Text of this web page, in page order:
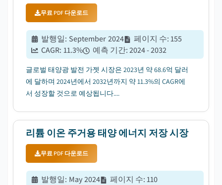
무료 PDF 다운로드
발행일: September 2024 페이지 수:155
CAGR: 11.3% 예측 기간:2024 - 2032
글로벌 태양광 발전 가젯 시장은 2023년 약 68.6억 달러
에 달하며 2024년에서 2032년까지 약 11.3%의 CAGR에
서 성장할 것으로 예상됩니다....
리튬 이온 주거용 태양 에너지 저장 시장
무료 PDF 다운로드
발행일: May 2024 페이지 수:110